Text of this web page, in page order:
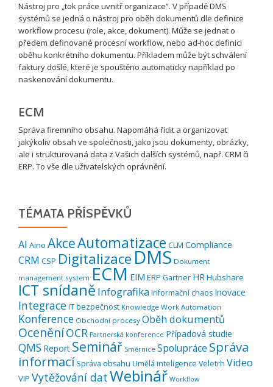
Nástroj pro „tok práce uvnitř organizace“. V případě DMS
systémů se jedná o nástroj pro oběh dokumentů dle definice
workflow procesu (role, akce, dokument). Může se jednat o
předem definované procesní workflow, nebo ad-hoc definici
oběhu konkrétního dokumentu. Příkladem může být schválení
faktury došlé, které je spouštěno automaticky například po
naskenování dokumentu.
ECM
Správa firemního obsahu. Napomáhá řídit a organizovat
jakýkoliv obsah ve společnosti, jako jsou dokumenty, obrázky,
ale i strukturovaná data z Vašich dalších systémů, např. CRM či
ERP. To vše dle uživatelských oprávnění.
TÉMATA PŘÍSPĚVKŮ
AI Aino AkceAutomatizace CLM Compliance
CRM CSP Digitalizace DMS Dokument
management system ECM EIM ERP Gartner HRHubshare
ICT snídaně InfografikaInformační chaos Inovace
IntegraceIT bezpečnost Knowledge Work Automation
Konference Obchodní procesy Oběh dokumentů
OceněníOCR Partnerská konference Případová studie
QMS Report Seminář Směrnice Spolupráce Správa
informací Správa obsahu Umělá inteligence Veletrh Video
VIP Vytěžování datWebinář Workflow